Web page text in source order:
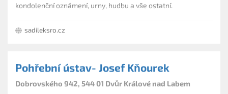
kondolenční oznámení, urny, hudbu a vše ostatní.
sadileksro.cz
Pohřební ústav- Josef Kňourek
Dobrovského 942, 544 01 Dvůr Králové nad Labem